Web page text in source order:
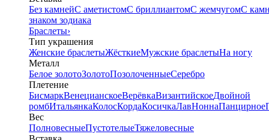
Без камнейС аметистомС бриллиантомС жемчугомС
знаком зодиака
Браслеты›
Тип украшения
Женские браслетыЖёсткиеМужские браслетыНа ногу
Металл
Белое золотоЗолотоПозолоченныеСеребро
Плетение
БисмаркВенецианскоеВерёвкаВизантийскоеДвойной
ромбИтальянкаКолосКордаКосичкаЛавНоннаПанцирное
Вес
ПолновесныеПустотелыеТяжеловесные